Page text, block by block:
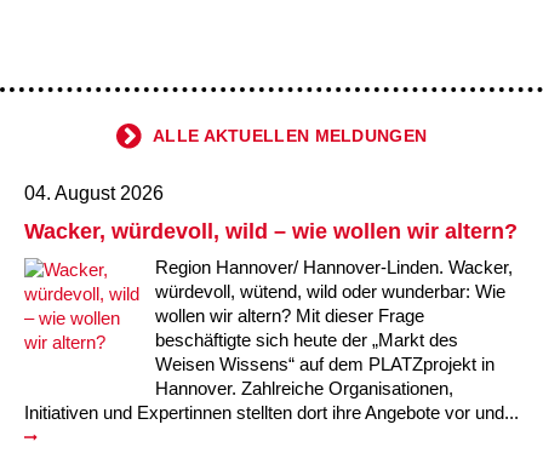
ALLE AKTUELLEN MELDUNGEN
04. August 2026
Wacker, würdevoll, wild – wie wollen wir altern?
Region Hannover/ Hannover-Linden. Wacker,
würdevoll, wütend, wild oder wunderbar: Wie
wollen wir altern? Mit dieser Frage
beschäftigte sich heute der „Markt des
Weisen Wissens“ auf dem PLATZprojekt in
Hannover. Zahlreiche Organisationen,
Initiativen und Expertinnen stellten dort ihre Angebote vor und...